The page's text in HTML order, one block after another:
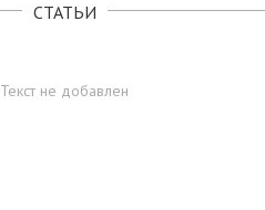
СТАТЬИ
Текст не добавлен